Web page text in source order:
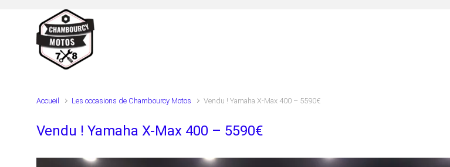
Skip to main content
Accueil Les occasions de Chambourcy Motos Vendu ! Yamaha X-Max 400 – 5590€
Vendu ! Yamaha X-Max 400 – 5590€